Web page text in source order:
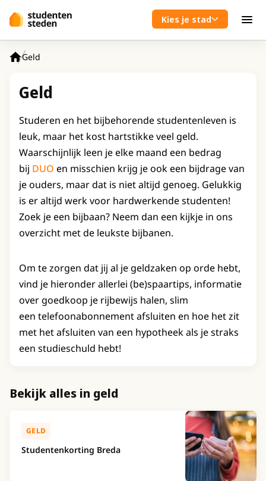
Kies je stad
Geld
Geld
Studeren en het bijbehorende studentenleven is
leuk, maar het kost hartstikke veel geld.
Waarschijnlijk leen je elke maand een bedrag
bij DUO en misschien krijg je ook een bijdrage van
je ouders, maar dat is niet altijd genoeg. Gelukkig
is er altijd werk voor hardwerkende studenten!
Zoek je een bijbaan? Neem dan een kijkje in ons
overzicht met de leukste bijbanen.
Om te zorgen dat jij al je geldzaken op orde hebt,
vind je hieronder allerlei (be)spaartips, informatie
over goedkoop je rijbewijs halen, slim
een telefoonabonnement afsluiten en hoe het zit
met het afsluiten van een hypotheek als je straks
een studieschuld hebt!
Bekijk alles in geld
GELD
Studentenkorting Breda